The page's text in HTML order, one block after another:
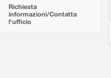
Richiesta
informazioni/Contatta
l'ufficio